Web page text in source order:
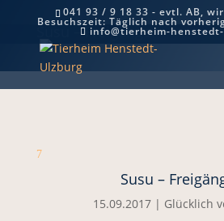
041 93 / 9 18 33 - evtl. AB,
Besuchszeit: Täglich nach
info@tierheim-
Susu – Freigänger
7
Susu –
15.09.2017| Glücklich